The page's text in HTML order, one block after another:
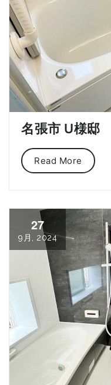
名張市 U様邸
Read More
27
9月, 2024